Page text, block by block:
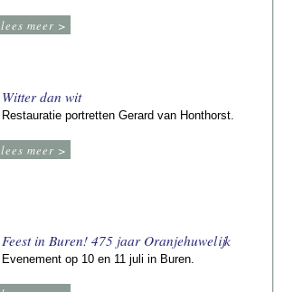
lees meer >
Witter dan wit
Restauratie portretten Gerard van Honthorst.
lees meer >
Feest in Buren! 475 jaar Oranjehuwelijk
Evenement op 10 en 11 juli in Buren.